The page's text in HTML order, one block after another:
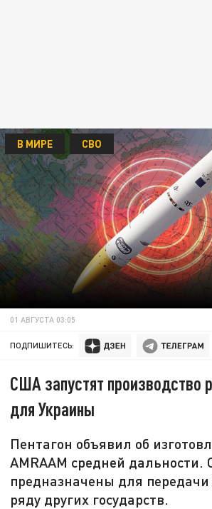
В МИРЕ СВО
01 АВГУСТА 03:05
ПОДПИШИТЕСЬ:
США запустят производство
для Украины
Пентагон объявил об
AMRAAM средней дальности.
предназначены для
ряду других государств.